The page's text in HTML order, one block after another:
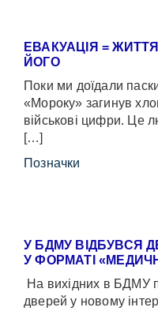
ЕВАКУАЦІЯ =
ЙОГО
Поки ми доїдали
«Мороку» загинув
військові цифри. Це
[…]
Позначки
У БДМУ ВІДБУВСЯ
У ФОРМАТІ
На вихідних в БДМУ
дверей у новому